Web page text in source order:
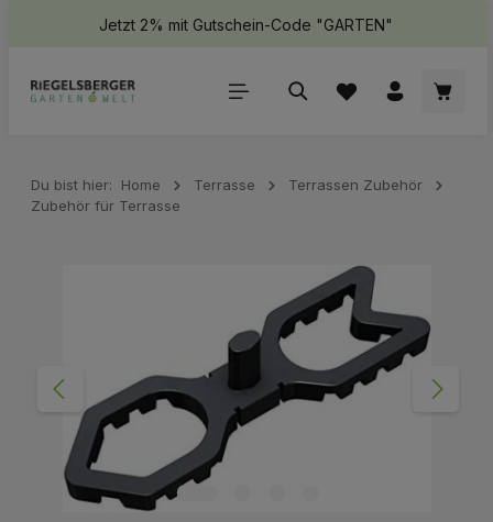
springenJetzt 2% mit Gutschein-Code "GARTEN"
Du bist hier: Home Terrasse
Terrassen Zubehör
Zubehör für Terrasse